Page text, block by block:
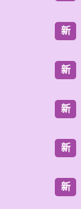
新
新
新
新
新